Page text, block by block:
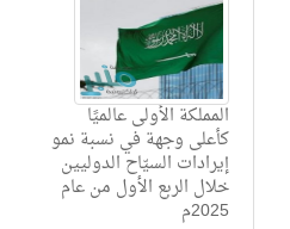
المملكة الأولى عالميًا
كأعلى وجهة في نسبة نمو
إيرادات السيّاح الدوليين
خلال الربع الأول من عام
2025م